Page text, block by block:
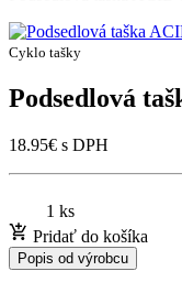
Cyklo tašky
Podsedlová
18.95€ s DPH
1 ks
Pridať do košíka
Popis od výrobcu